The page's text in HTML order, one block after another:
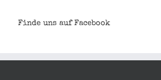
Finde uns auf Facebook